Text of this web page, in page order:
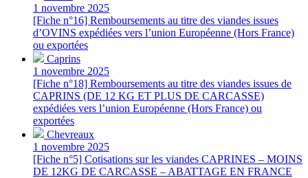
1 novembre 2025
[Fiche n°16] Remboursements au titre des viandes issues
d’OVINS expédiées vers l’union Européenne (Hors France)
ou exportées
Caprins
1 novembre 2025
[Fiche n°18] Remboursements au titre des viandes issues de
CAPRINS (DE 12 KG ET PLUS DE CARCASSE)
expédiées vers l’union Européenne (Hors France) ou
exportées
Chevreaux
1 novembre 2025
[Fiche n°5] Cotisations sur les viandes CAPRINES – MOINS
DE 12KG DE CARCASSE – ABATTAGE EN FRANCE